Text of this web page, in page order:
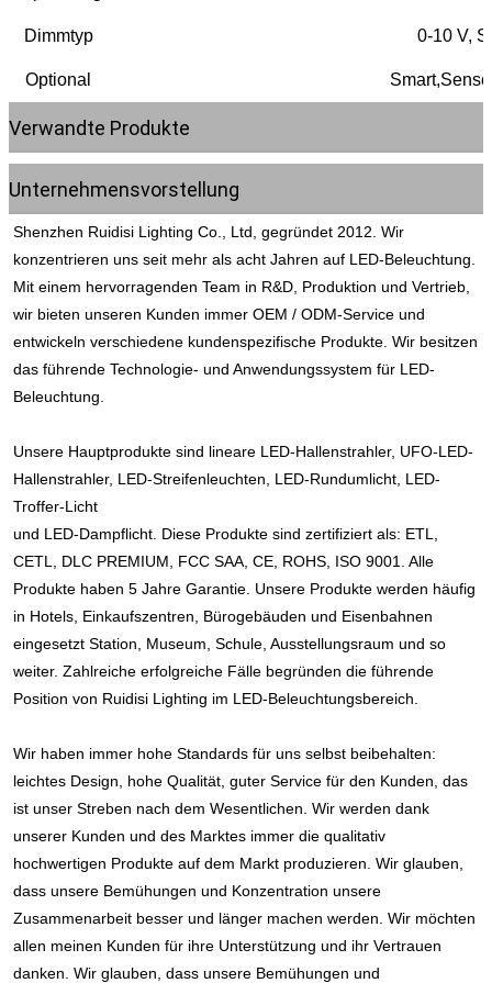
Dimmtyp 0-10 V,
Optional
Verwandte Produkte
Unternehmensvorstellung
Shenzhen Ruidisi Lighting Co., Ltd, gegründet 2012. Wir
konzentrieren uns seit mehr als acht Jahren auf LED-Beleuchtung.
Mit einem hervorragenden Team in R&D, Produktion und Vertrieb,
wir bieten unseren Kunden immer OEM / ODM-Service und
entwickeln verschiedene kundenspezifische Produkte. Wir besitzen
das führende Technologie- und Anwendungssystem für LED-
Beleuchtung.
Unsere Hauptprodukte sind lineare LED-Hallenstrahler, UFO-LED-
Hallenstrahler, LED-Streifenleuchten, LED-Rundumlicht, LED-
Troffer-Licht
und LED-Dampflicht. Diese Produkte sind zertifiziert als: ETL,
CETL, DLC PREMIUM, FCC SAA, CE, ROHS, ISO 9001. Alle
Produkte haben 5 Jahre Garantie. Unsere Produkte werden häufig
in Hotels, Einkaufszentren, Bürogebäuden und Eisenbahnen
eingesetzt Station, Museum, Schule, Ausstellungsraum und so
weiter. Zahlreiche erfolgreiche Fälle begründen die führende
Position von Ruidisi Lighting im LED-Beleuchtungsbereich.
Wir haben immer hohe Standards für uns selbst beibehalten:
leichtes Design, hohe Qualität, guter Service für den Kunden, das
ist unser Streben nach dem Wesentlichen. Wir werden dank
unserer Kunden und des Marktes immer die qualitativ
hochwertigen Produkte auf dem Markt produzieren. Wir glauben,
dass unsere Bemühungen und Konzentration unsere
Zusammenarbeit besser und länger machen werden. Wir möchten
allen meinen Kunden für ihre Unterstützung und ihr Vertrauen
danken. Wir glauben, dass unsere Bemühungen und